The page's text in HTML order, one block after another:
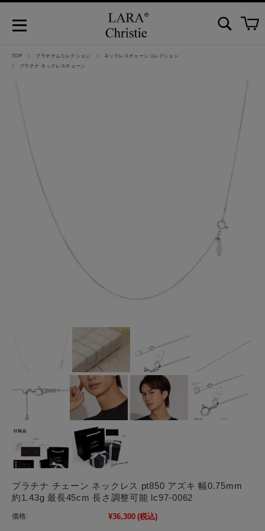
TOP プラチナムコレクション
ネックレスチェーンコレクション
プラチナ ネックレスチェーン
プラチナ チェーン ネックレス pt850 アズキ 幅0.75mm
約1.43g 最長45cm 長さ調整可能 lc97-0062
価格: ¥36,300 (税込)